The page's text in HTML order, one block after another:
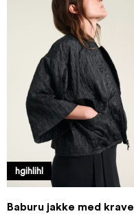
hgihlihl
Baburu jakke med krave